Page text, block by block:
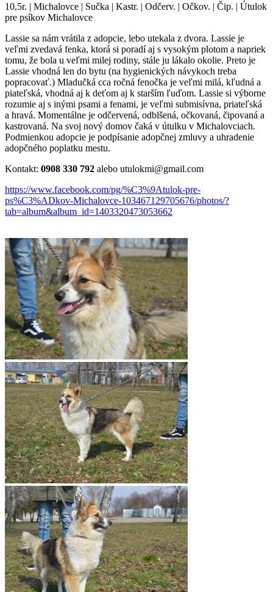
10,5r. | Michalovce | Sučka | Kastr. | Odčerv. | Očkov. | Čip. | Útulok
pre psíkov Michalovce
Lassie sa nám vrátila z adopcie, lebo utekala z dvora. Lassie je
veľmi zvedavá fenka, ktorá si poradí aj s vysokým plotom a napriek
tomu, že bola u veľmi milej rodiny, stále ju lákalo okolie. Preto je
Lassie vhodná len do bytu (na hygienických návykoch treba
popracovať.) Mladučká cca ročná fenočka je veľmi milá, kľudná a
piateľská, vhodná aj k deťom aj k starším ľuďom. Lassie si výborne
rozumie aj s inými psami a fenami, je veľmi submisívna, priateľská
a hravá. Momentálne je odčervená, odblšená, očkovaná, čipovaná a
kastrovaná. Na svoj nový domov čaká v útulku v Michalovciach.
Podmienkou adopcie je podpísanie adopčnej zmluvy a uhradenie
adopčného poplatku mestu.
Kontakt: 0908 330 792 alebo utulokmi@gmail.com
https://www.facebook.com/pg/%C3%9Atulok-pre-
ps%C3%ADkov-Michalovce-103467129705676/photos/?
tab=album&album_id=1403320473053662